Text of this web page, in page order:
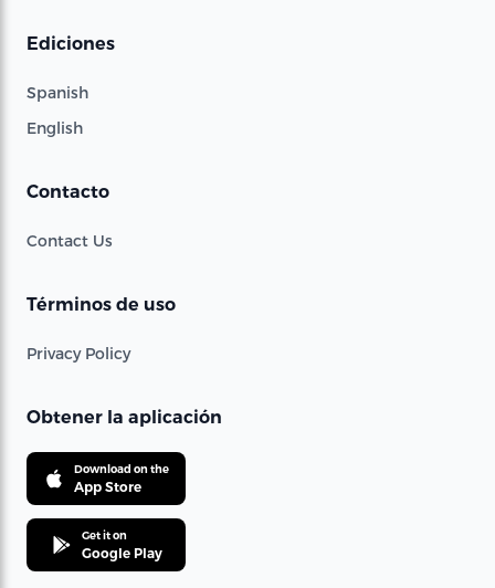
Ediciones
Spanish
English
Contacto
Contact Us
Términos de uso
Privacy Policy
Obtener la aplicación
Download on the
App Store
Get it on
Google Play